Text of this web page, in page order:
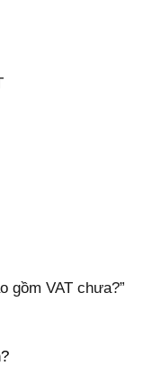
gồm VAT chưa?”